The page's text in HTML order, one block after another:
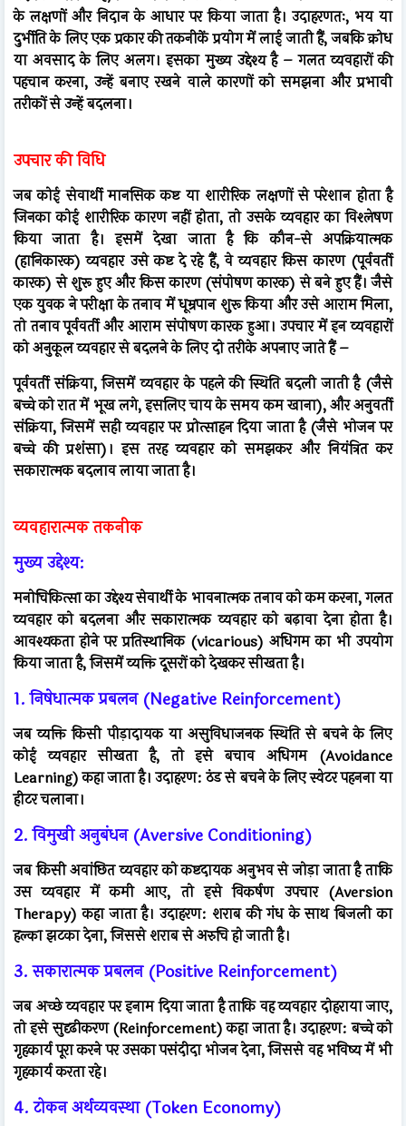
के लक्षणों और निदान के आधार पर किया जाता है। उदाहरणतः, भय या
दुर्भीति के लिए एक प्रकार की तकनीकें प्रयोग में लाई जाती हैं, जबकि क्रोध
या अवसाद के लिए अलग। इसका मुख्य उद्देश्य है – गलत व्यवहारों की
पहचान करना, उन्हें बनाए रखने वाले कारणों को समझना और प्रभावी
तरीकों से उन्हें बदलना।
उपचार की विधि
जब कोई सेवार्थी मानसिक कष्ट या शारीरिक लक्षणों से परेशान होता है
जिनका कोई शारीरिक कारण नहीं होता, तो उसके व्यवहार का विश्लेषण
किया जाता है। इसमें देखा जाता है कि कौन-से अपक्रियात्मक
(हानिकारक) व्यवहार उसे कष्ट दे रहे हैं, वे व्यवहार किस कारण (पूर्ववर्ती
कारक) से शुरू हुए और किस कारण (संपोषण कारक) से बने हुए हैं। जैसे
एक युवक ने परीक्षा के तनाव में धूम्रपान शुरू किया और उसे आराम मिला,
तो तनाव पूर्ववर्ती और आराम संपोषण कारक हुआ। उपचार में इन व्यवहारों
को अनुकूल व्यवहार से बदलने के लिए दो तरीके अपनाए जाते हैं –
पूर्ववर्ती संक्रिया, जिसमें व्यवहार के पहले की स्थिति बदली जाती है (जैसे
बच्चे को रात में भूख लगे, इसलिए चाय के समय कम खाना), और अनुवर्ती
संक्रिया, जिसमें सही व्यवहार पर प्रोत्साहन दिया जाता है (जैसे भोजन पर
बच्चे की प्रशंसा)। इस तरह व्यवहार को समझकर और नियंत्रित कर
सकारात्मक बदलाव लाया जाता है।
व्यवहारात्मक तकनीक
मुख्य उद्देश्य:
मनोचिकित्सा का उद्देश्य सेवार्थी के भावनात्मक तनाव को कम करना, गलत
व्यवहार को बदलना और सकारात्मक व्यवहार को बढ़ावा देना होता है।
आवश्यकता होने पर प्रतिस्थानिक (vicarious) अधिगम का भी उपयोग
किया जाता है, जिसमें व्यक्ति दूसरों को देखकर सीखता है।
1. निषेधात्मक प्रबलन (Negative Reinforcement)
जब व्यक्ति किसी पीड़ादायक या असुविधाजनक स्थिति से बचने के लिए
कोई व्यवहार सीखता है, तो इसे बचाव अधिगम (Avoidance
Learning) कहा जाता है। उदाहरण: ठंड से बचने के लिए स्वेटर पहनना या
हीटर चलाना।
2. विमुखी अनुबंधन (Aversive Conditioning)
जब किसी अवांछित व्यवहार को कष्टदायक अनुभव से जोड़ा जाता है ताकि
उस व्यवहार में कमी आए, तो इसे विकर्षण उपचार (Aversion
Therapy) कहा जाता है। उदाहरण: शराब की गंध के साथ बिजली का
हल्का झटका देना, जिससे शराब से अरुचि हो जाती है।
3. सकारात्मक प्रबलन (Positive Reinforcement)
जब अच्छे व्यवहार पर इनाम दिया जाता है ताकि वह व्यवहार दोहराया जाए,
तो इसे सुदृढीकरण (Reinforcement) कहा जाता है। उदाहरण: बच्चे को
गृहकार्य पूरा करने पर उसका पसंदीदा भोजन देना, जिससे वह भविष्य में भी
गृहकार्य करता रहे।
4. टोकन अर्थव्यवस्था (Token Economy)